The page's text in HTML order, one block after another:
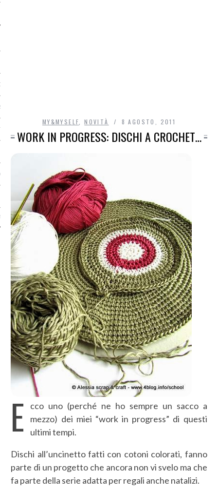
DI ACCESSO AI DATI
MY&MYSELF ,NOVITÀ 8 AGOSTO, 2011
WORK IN PROGRESS: DISCHI A CROCHET…
E
cco uno (perché ne ho sempre un sacco a
mezzo) dei miei “work in progress” di questi
ultimi tempi.
Dischi all’uncinetto fatti con cotoni colorati, fanno
parte di un progetto che ancora non vi svelo ma che
fa parte della serie adatta per regali anche natalizi.